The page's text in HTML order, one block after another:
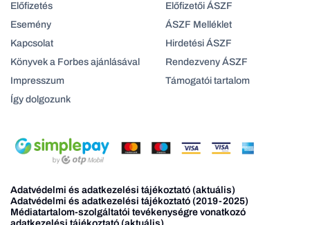
Előfizetés
Esemény
Kapcsolat
Könyvek a Forbes ajánlásával
Impresszum
Így dolgozunk
Előfizetői ÁSZF
ÁSZF Melléklet
Hirdetési ÁSZF
Rendezveny ÁSZF
Támogatói tartalom
Adatvédelmi és adatkezelési tájékoztató (aktuális)
Adatvédelmi és adatkezelési tájékoztató (2019-2025)
Médiatartalom-szolgáltatói tevékenységre vonatkozó